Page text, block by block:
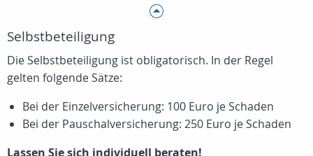
Selbstbeteiligung
Die Selbstbeteiligung ist obligatorisch. In der Regel
gelten folgende Sätze:
Bei der Einzelversicherung: 100 Euro je Schaden
Bei der Pauschalversicherung: 250 Euro je Schaden
Lassen Sie sich individuell beraten!